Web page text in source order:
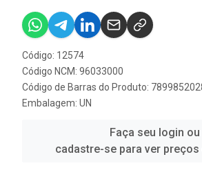
Código: 12574
Código NCM: 96033000
Código de Barras do Produto:
Embalagem: UN
Faça seu login ou
cadastre-se para ver